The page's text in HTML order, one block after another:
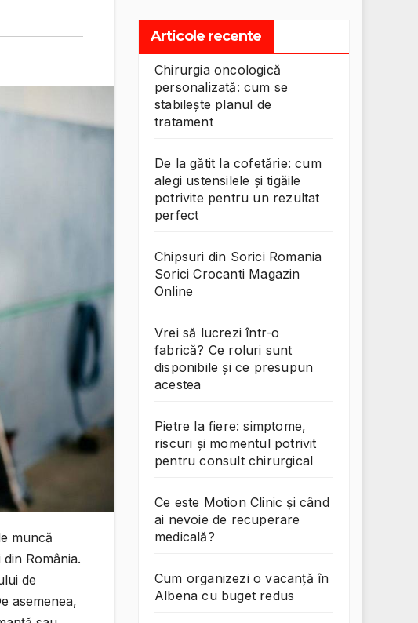
muncă
România.
de
asemenea,
Articole recente
Chirurgia oncologică
personalizată: cum se
stabilește planul de
tratament
De la gătit la cofetărie: cum
alegi ustensilele și tigăile
potrivite pentru un rezultat
perfect
Chipsuri din Sorici Romania
Sorici Crocanti Magazin
Online
Vrei să lucrezi într-o
fabrică? Ce roluri sunt
disponibile și ce presupun
acestea
Pietre la fiere: simptome,
riscuri și momentul potrivit
pentru consult chirurgical
Ce este Motion Clinic și când
ai nevoie de recuperare
medicală?
Cum organizezi o vacanță în
Albena cu buget redus